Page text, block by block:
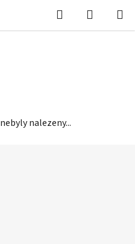
Hledat
KOŠÍK
nebyly nalezeny...